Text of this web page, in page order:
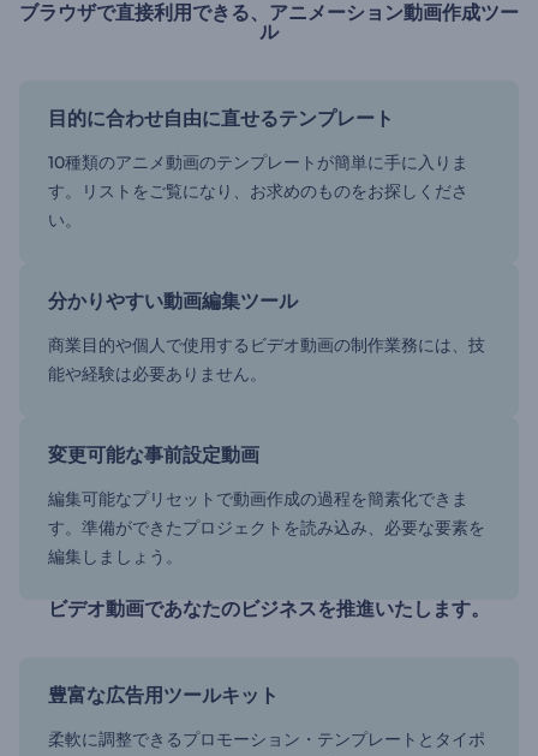
ブラウザで直接利用できる、アニメーション動画作成ツー
ル
目的に合わせ自由に直せるテンプレート
10種類のアニメ動画のテンプレートが簡単に手に入りま
す。リストをご覧になり、お求めのものをお探しくださ
い。
分かりやすい動画編集ツール
商業目的や個人で使用するビデオ動画の制作業務には、技
能や経験は必要ありません。
変更可能な事前設定動画
編集可能なプリセットで動画作成の過程を簡素化できま
す。準備ができたプロジェクトを読み込み、必要な要素を
編集しましょう。
ビデオ動画であなたのビジネスを推進いたします。
豊富な広告用ツールキット
柔軟に調整できるプロモーション・テンプレートとタイポ